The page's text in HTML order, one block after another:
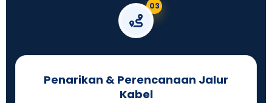
03
Penarikan & Perencanaan Jalur
Kabel